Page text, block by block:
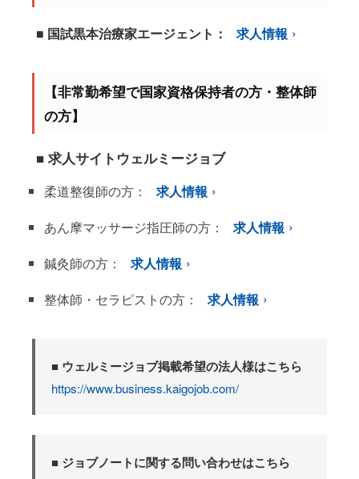
■ 国試黒本治療家エージェント： 求人情報
【非常勤希望で国家資格保持者の方・整体師
の方】
■ 求人サイトウェルミージョブ
柔道整復師の方：
求人情報
あん摩マッサージ指圧師の方：
求人情報
鍼灸師の方：
求人情報
整体師・セラピストの方：
求人情報
■ ウェルミージョブ掲載希望の法人様はこちら
https://www.business.kaigojob.com/
■ ジョブノートに関する問い合わせはこちら